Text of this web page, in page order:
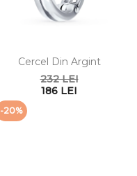
Cercel Din Argint
232 LEI
186 LEI
-20%